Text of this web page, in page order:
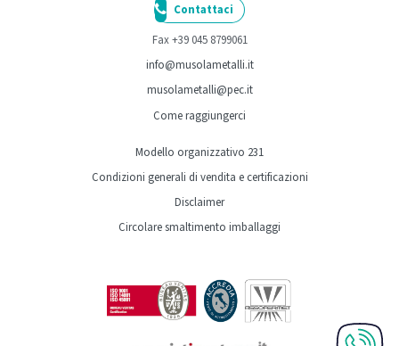
Contattaci
Fax +39 045 8799061
info@musolametalli.it
musolametalli@pec.it
Come raggiungerci
Modello organizzativo 231
Condizioni generali di vendita e certificazioni
Disclaimer
Circolare smaltimento imballaggi